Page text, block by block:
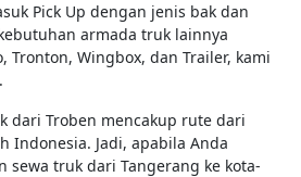
Pick Up dengan jenis bak dan
armada truk lainnya
Tronton, Wingbox, dan Trailer, kami
dari Troben mencakup rute dari
Indonesia. Jadi, apabila Anda
sewa truk dari Tangerang ke kota-